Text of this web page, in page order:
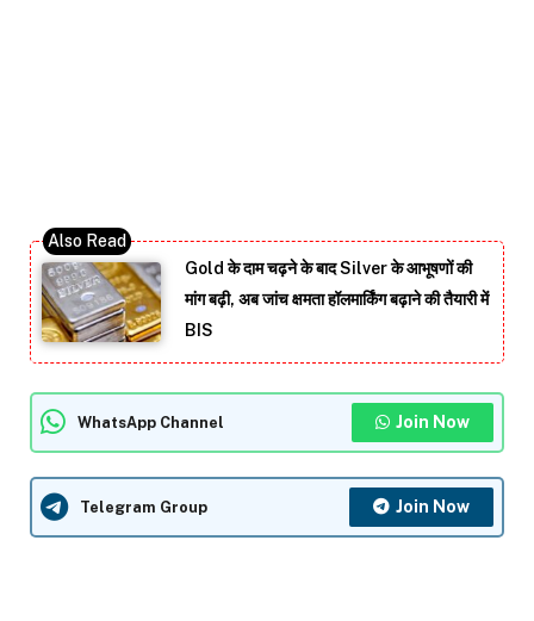
Gold के दाम चढ़ने के बाद Silver के आभूषणों की
मांग बढ़ी, अब जांच क्षमता हॉलमार्किंग बढ़ाने की तैयारी में
BIS
WhatsApp Channel Join Now
Telegram Group Join Now